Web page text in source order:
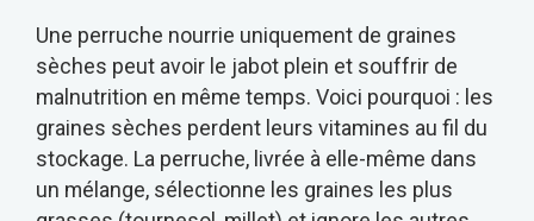
Une perruche nourrie uniquement de graines
sèches peut avoir le jabot plein et souffrir de
malnutrition en même temps. Voici pourquoi : les
graines sèches perdent leurs vitamines au fil du
stockage. La perruche, livrée à elle-même dans
un mélange, sélectionne les graines les plus